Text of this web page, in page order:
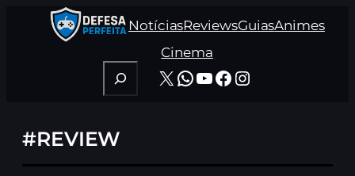
NotíciasReviewsGuiasAnimes
Cinema
Pesquisar
X WhatsApp
Youtube
Facebook
Instagram
#REVIEW